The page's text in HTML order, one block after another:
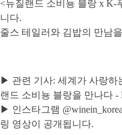
<뉴질랜드 소비뇽 블랑 x K-
니다.
줄스 테일러와 김밥의 만남
▶ 관련 기사: 세계가 사랑하
랜드 소비뇽 블랑을 만나다 -
▶ 인스타그램 @winein_korea
링 영상이 공개됩니다.